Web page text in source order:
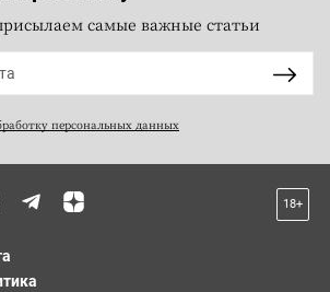
самые важные статьи
персональных данных
18+